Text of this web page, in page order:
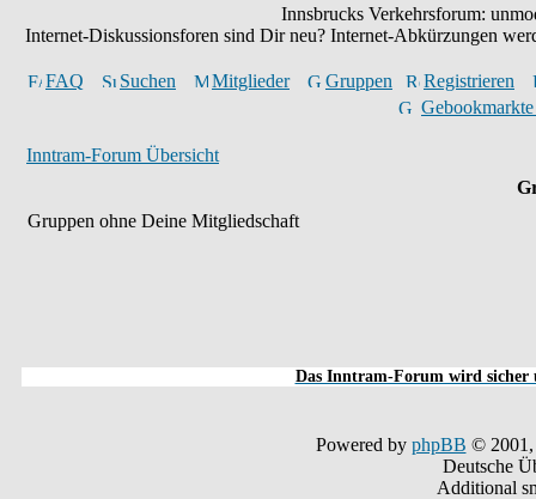
Innsbrucks Verkehrsforum:
Internet-Diskussionsforen sind Dir neu? Internet-Abkürzungen
FAQ Suchen Mitglieder Gruppen
Registrieren
Inntram-Forum Übersicht
Gruppen ohne Deine Mitgliedschaft
Das Inntram-Forum wird sicher
Powered by phpBB © 2001,
Deutsche
Additional